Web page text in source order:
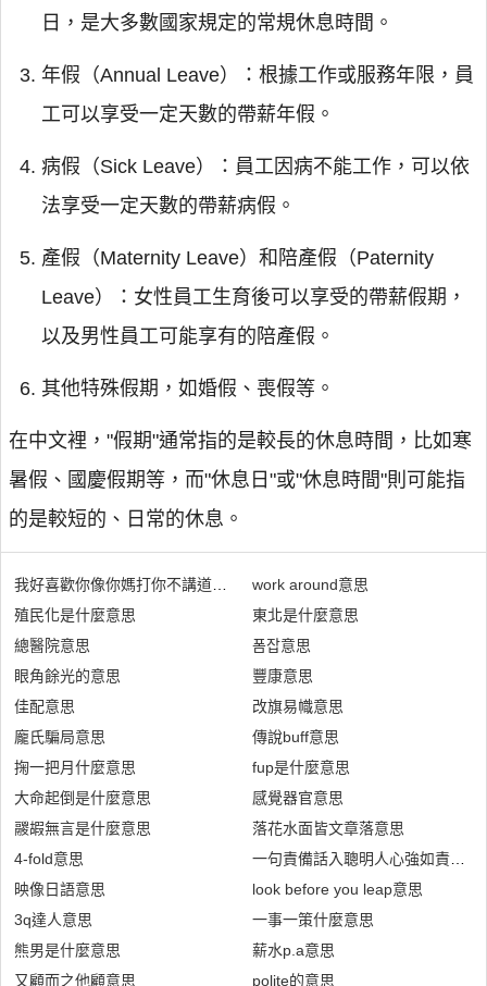
日，是大多數國家規定的常規休息時間。
年假（Annual Leave）：根據工作或服務年限，員
工可以享受一定天數的帶薪年假。
病假（Sick Leave）：員工因病不能工作，可以依
法享受一定天數的帶薪病假。
產假（Maternity Leave）和陪產假（Paternity
Leave）：女性員工生育後可以享受的帶薪假期，
以及男性員工可能享有的陪產假。
其他特殊假期，如婚假、喪假等。
在中文裡，"假期"通常指的是較長的休息時間，比如寒
暑假、國慶假期等，而"休息日"或"休息時間"則可能指
的是較短的、日常的休息。
我好喜歡你像你媽打你不講道理什麼意思
殖民化是什麼意思
總醫院意思
眼角餘光的意思
佳配意思
龐氏騙局意思
掬一把月什麼意思
大命起倒是什麼意思
鬷嘏無言是什麼意思
4-fold意思
映像日語意思
3q達人意思
熊男是什麼意思
又顧而之他顧意思
work around意思
東北是什麼意思
폼잡意思
豐康意思
改旗易幟意思
傳說buff意思
fup是什麼意思
感覺器官意思
落花水面皆文章落意思
一句責備話入聰明人心強如責打愚
look before you leap意思
一事一策什麼意思
薪水p.a意思
polite的意思